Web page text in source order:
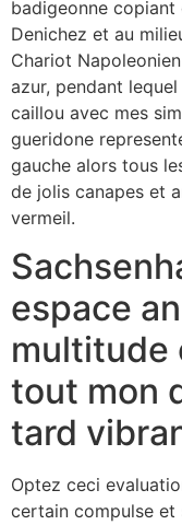
badigeonne
Denichez et au
Chariot
azur, pendant
caillou avec mes
gueridone
gauche alors tous
de jolis canapes et
vermeil.
espace
multitude
tout mon
tard
Optez ceci
certain compulse et